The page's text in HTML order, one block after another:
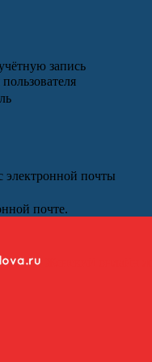
запись
электронной почты
почте.